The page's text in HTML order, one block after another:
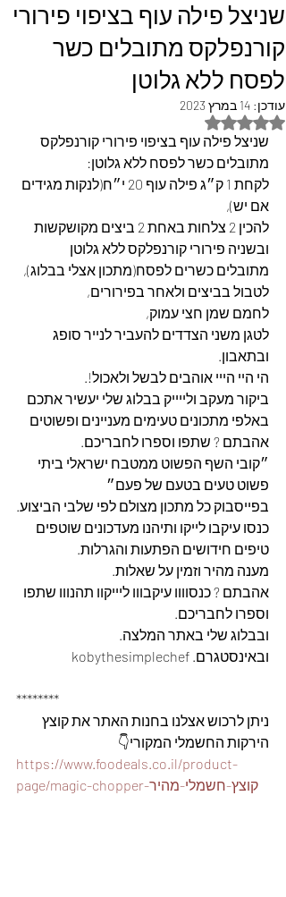
שניצל פילה עוף בציפוי פירורי
קורנפלקס מתובלים כשר
לפסח ללא גלוטן
עודכן: 14 במרץ 2023
דירוג של NaN מתוך 5 כוכבים
שניצל פילה עוף בציפוי פירורי קורנפלקס
מתובלים כשר לפסח ללא גלוטן:
לקחת 1 ק״ג פילה עוף 20 י״ח(לנקות מגידים
אם יש),
להכין 2 צלחות באחת 2 ביצים מקושקשות
ובשניה פירורי קורנפלקס ללא גלוטן
מתובלים כשרים לפסח(מתכון אצלי בבלוג),
לטבול בביצים ולאחר בפירורים,
לחמם שמן חצי עמוק,
לטגן משני הצדדים להעביר לנייר סופג
ובתאבון.
הי היי הייי אוהבים לבשל ולאכול!.
ביקור מעקב ולייייק בבלוג שלי יעשיר אתכם
באלפי מתכונים טעימים מעניינים ופשוטים
אהבתם ? שתפו וספרו לחבריכם.
״קובי השף הפשוט ממטבח ישראלי ביתי
פשוט טעים בטעם של פעם״
בפייסבוק כל מתכון מצולם לפי שלבי הביצוע.
כנסו עיקבו לייקו ותיהנו מעדכונים שוטפים
טיפים חידושים הפתעות והגרלות.
מענה מהיר וזמין על שאלות.
אהבתם ? כנסוווו עיקבווו ליייקוו תהנווו שתפו
וספרו לחבריכם.
ובבלוג שלי באתר המלצה.
ובאינסטגרם. kobythesimplechef
********
ניתן לרכוש אצלנו בחנות האתר את קוצץ
הירקות החשמלי המקורי👇
https://www.foodeals.co.il/product-
page/magic-chopper-קוצץ-חשמלי-מהיר